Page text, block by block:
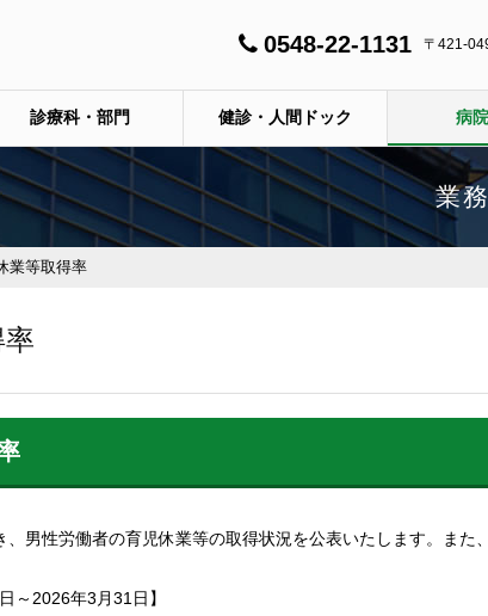
0548-22-1131 〒421-
診療科・部門 健診・人間ドック 病
業
業等取得率
男性労働者の育児休業等の取得状況を公表いたします。また
～2026年3月31日】